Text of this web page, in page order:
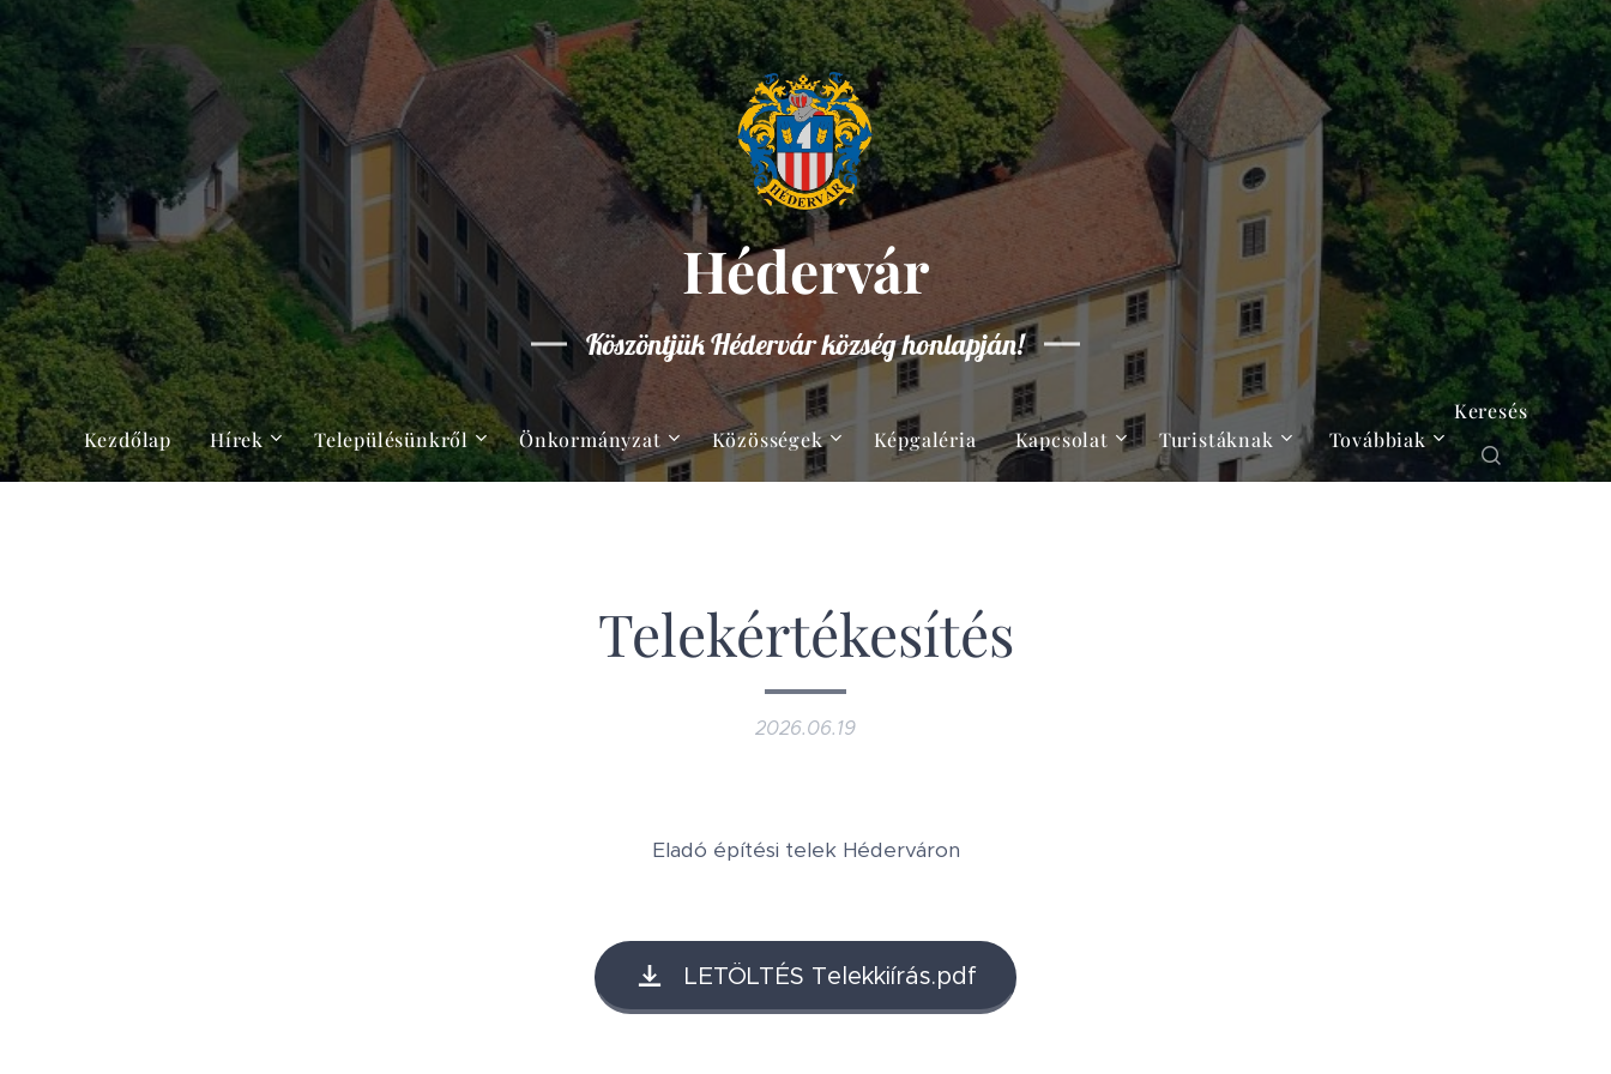
Hédervár
Köszöntjük Hédervár község honlapján!
Kezdőlap Hírek Településünkről Önkormányzat Közösségek Képgaléria Kapcsolat Turistáknak Továbbiak
Keresés
Telekértékesítés
2026.06.19
Eladó építési telek Héderváron
LETÖLTÉS Telekkiírás.pdf